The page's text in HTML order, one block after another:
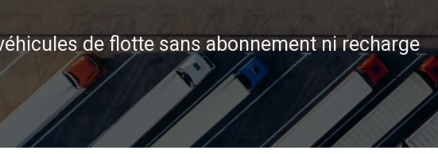
À PROPOS DE NOUS
CONTACT
de flotte sans abonnement ni recharge